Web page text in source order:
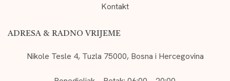
Kontakt
ADRESA & RADNO VRIJEME
Nikole Tesle 4, Tuzla 75000, Bosna i Hercegovina